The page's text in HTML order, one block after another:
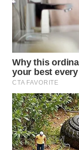
TINGGI
WN
PAKPAK
WN
KARAWANG
WN
BEKASI
WN